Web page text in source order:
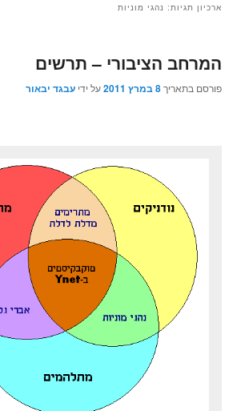
ארכיון תגיות: נהגי מוניות
המרחב הציבורי – תרשים
פורסם בתאריך8 במרץ 2011 על ידיעבגד יבאור